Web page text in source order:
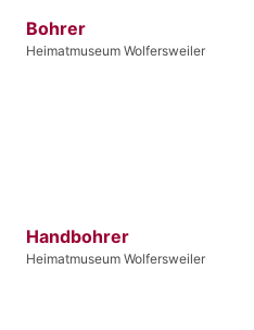
Bohrer
Heimatmuseum Wolfersweiler
Handbohrer
Heimatmuseum Wolfersweiler